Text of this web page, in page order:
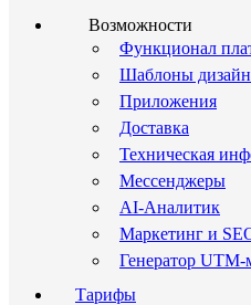
Возможности
Функционал
Шаблоны
Приложения
Доставка
Техническая
Мессенджеры
AI-Аналитик
Маркетинг и
Генератор UTM-
Тарифы